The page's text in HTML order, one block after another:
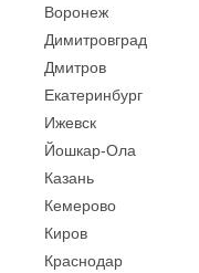
Воронеж
Димитровград
Дмитров
Екатеринбург
Ижевск
Йошкар-Ола
Казань
Кемерово
Киров
Краснодар